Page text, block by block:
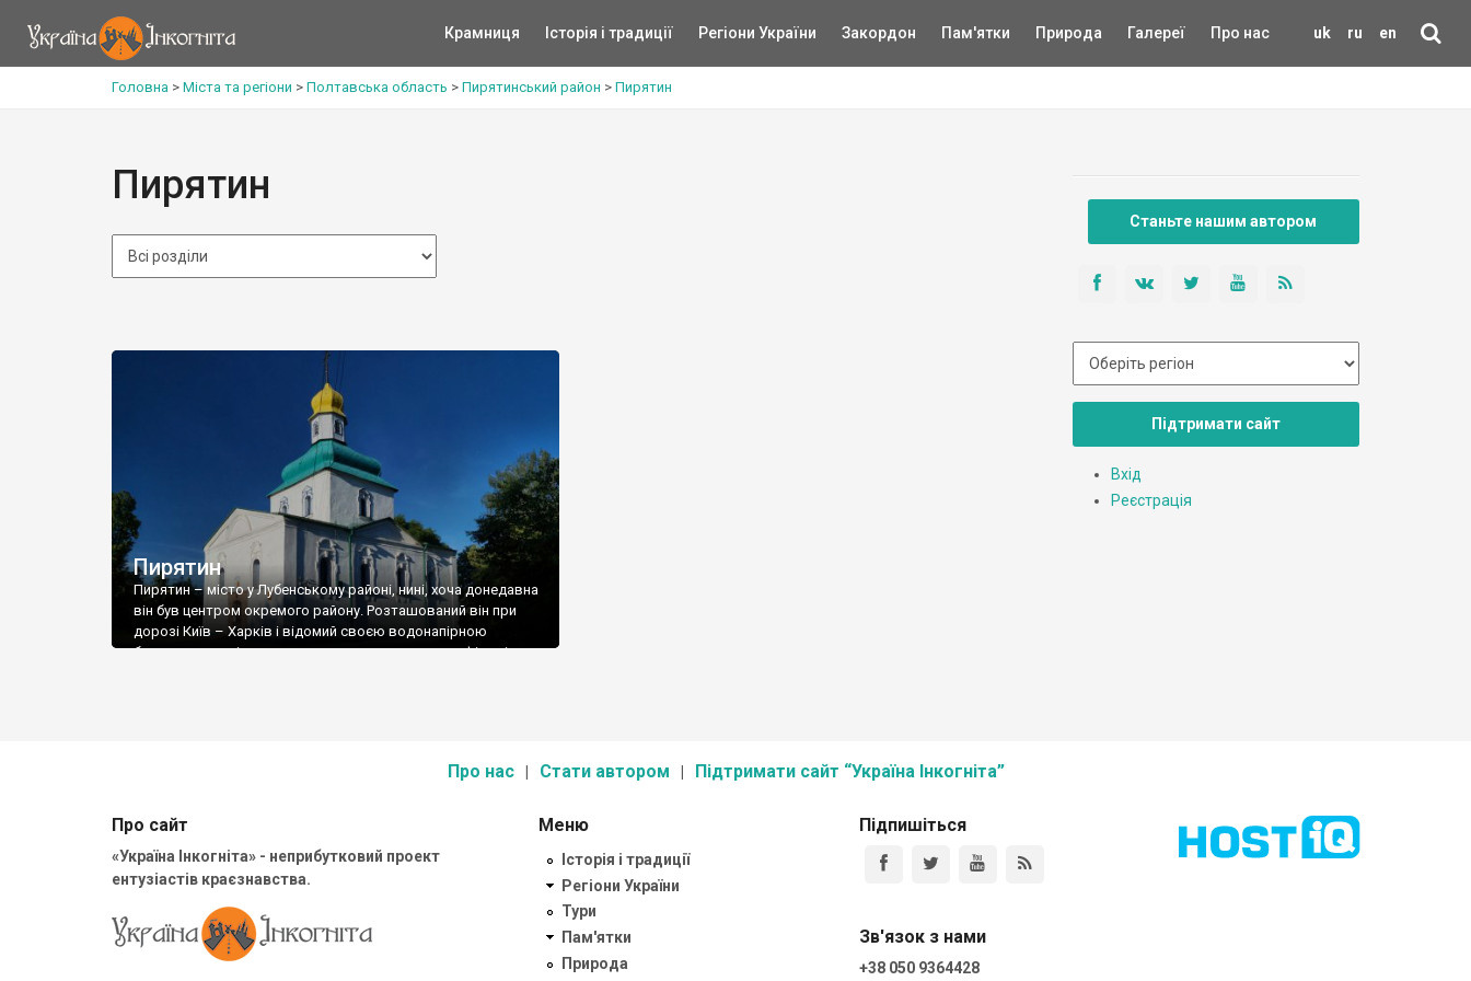
uk ru en
Крамниця Історія і традиції Регіони України Закордон Пам'ятки Природа Галереї Про нас
Головна > Міста та регіони > Полтавська область > Пирятинський район > Пирятин
Пирятин
Пирятин
Пирятин – місто у Лубенському районі, нині, хоча донедавна
він був центром окремого району. Розташований він при
дорозі Київ – Харків і відомий своєю водонапірною
баштою, яку знімали у радянському художньому фільмі
Станьте нашим автором
Підтримати сайт
Вхід
Реєстрація
Про нас Стати автором Підтримати сайт “Україна Інкогніта”
Про сайт
«Україна Інкогніта» - неприбутковий проект
ентузіастів краєзнавства.
Меню
Історія і традиції
Регіони України
Тури
Пам'ятки
Природа
Підпишіться
Зв'язок з нами
+38 050 9364428